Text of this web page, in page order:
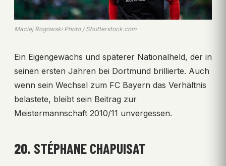
Maciej Rogowski Photo / Shutterstock.com
Ein Eigengewächs und späterer Nationalheld, der in
seinen ersten Jahren bei Dortmund brillierte. Auch
wenn sein Wechsel zum FC Bayern das Verhältnis
belastete, bleibt sein Beitrag zur
Meistermannschaft 2010/11 unvergessen.
20. STÉPHANE CHAPUISAT